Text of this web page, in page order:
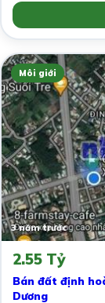
Môi giới
3 năm trước
2.55 Tỷ
Bán đất định
Dương